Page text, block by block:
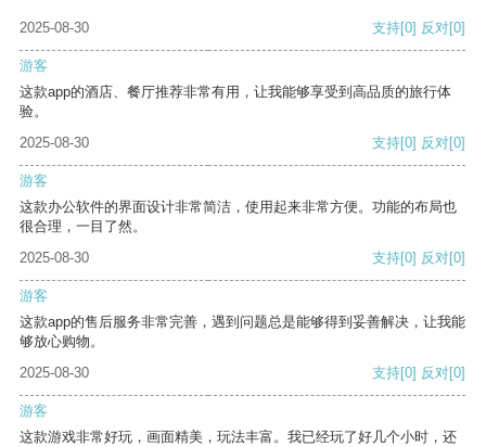
2025-08-30 支持[0] 反对[0]
游客
这款app的酒店、餐厅推荐非常有用，让我能够享受到高品质的旅行体
验。
2025-08-30
支持[0] 反对[0]
游客
这款办公软件的界面设计非常简洁，使用起来非常方便。功能的布局也
很合理，一目了然。
2025-08-30
支持[0] 反对[0]
游客
这款app的售后服务非常完善，遇到问题总是能够得到妥善解决，让我能
够放心购物。
2025-08-30
支持[0] 反对[0]
游客
这款游戏非常好玩，画面精美，玩法丰富。我已经玩了好几个小时，还